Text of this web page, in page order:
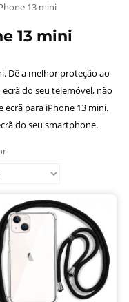
13 mini
13 mini
Dê a melhor proteção ao
do seu telemóvel, não
para iPhone 13 mini.
do seu smartphone.